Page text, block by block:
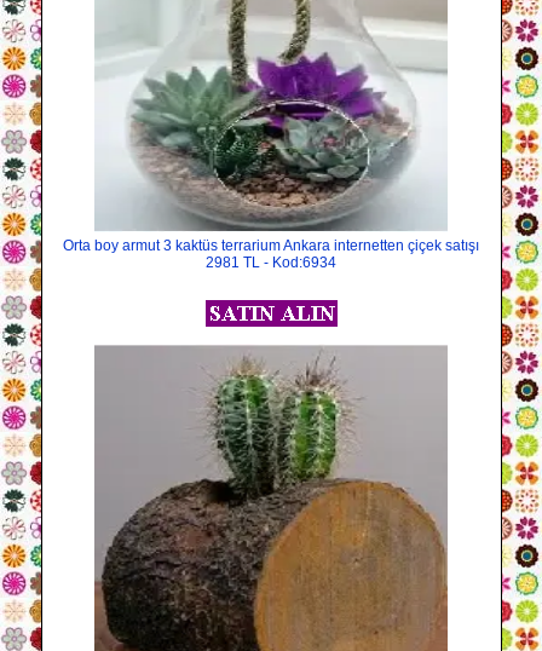
Orta boy armut 3 kaktüs terrarium Ankara internetten çiçek satışı
2981 TL - Kod:6934